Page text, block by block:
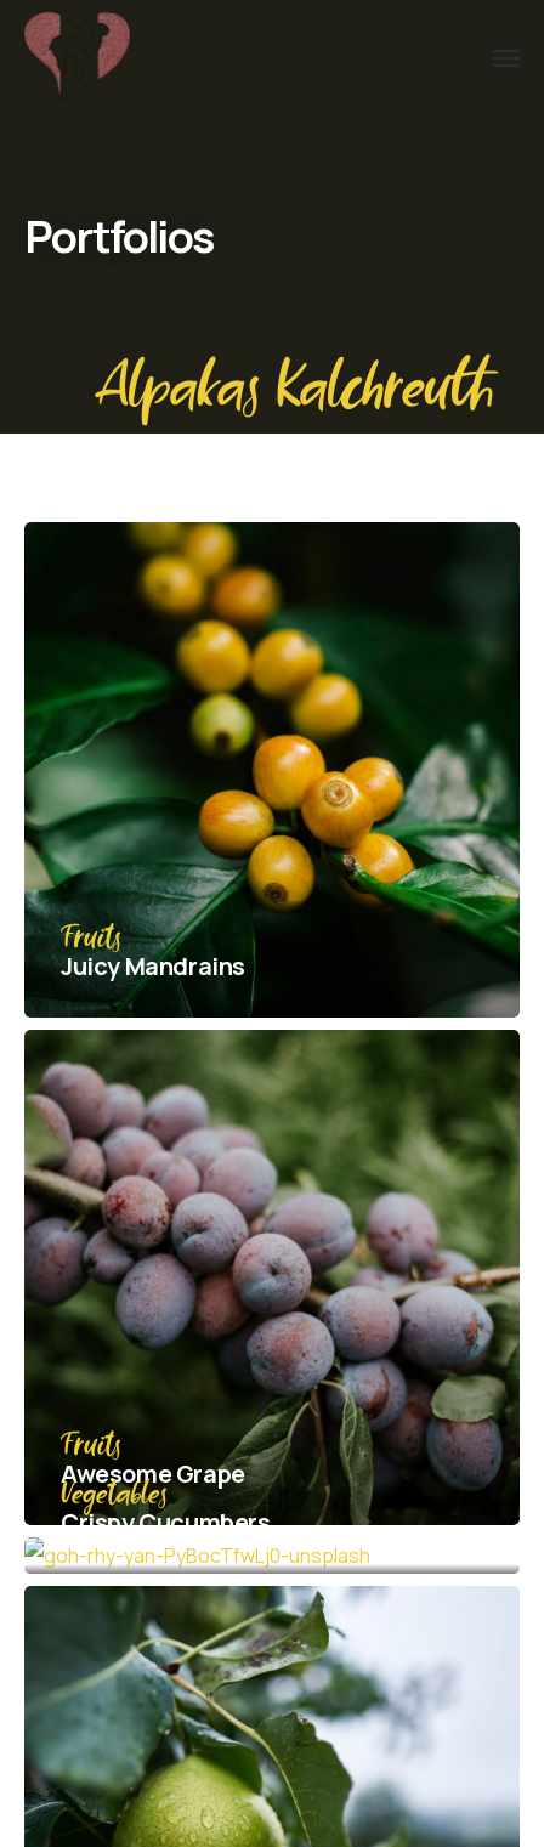
Portfolios
Alpakas Kalchreuth
Fruits
Juicy Mandrains
Fruits
Awesome Grape
Vegetables
Crispy Сucumbers